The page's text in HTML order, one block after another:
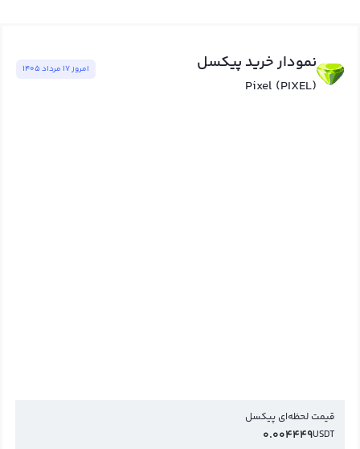
نمودار خرید پیکسل
Pixel (PIXEL)
امروز ١٧ مرداد ١٤٠٥
قیمت لحظه‌ای پیکسل
USDT
0.004449